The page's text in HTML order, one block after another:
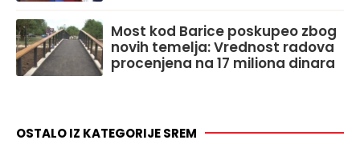
Most kod Barice poskupeo zbog
novih temelja: Vrednost radova
procenjena na 17 miliona dinara
OSTALO IZ KATEGORIJE SREM